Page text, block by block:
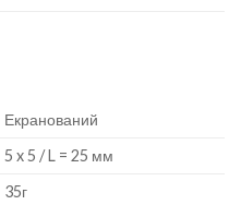
Екранований
5 x 5 / L = 25 мм
35г